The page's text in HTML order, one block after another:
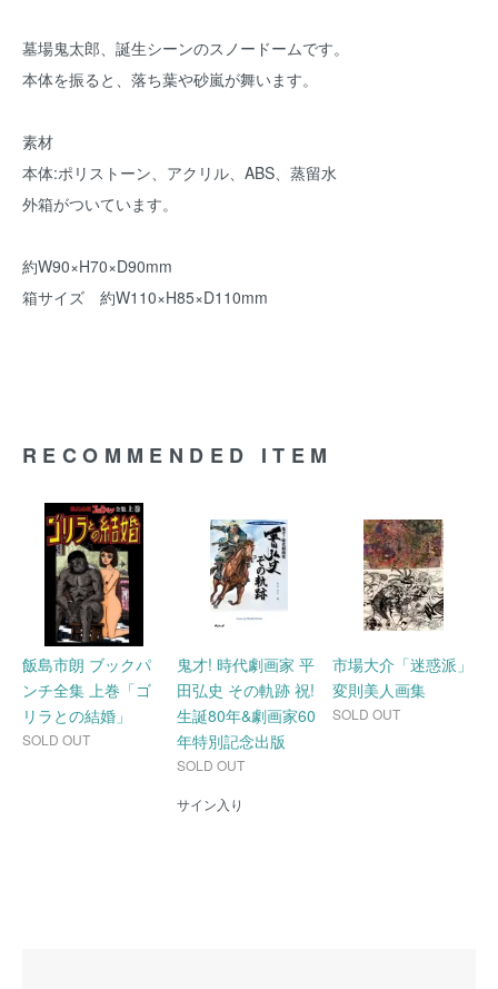
墓場鬼太郎、誕生シーンのスノードームです。
本体を振ると、落ち葉や砂嵐が舞います。
素材
本体:ポリストーン、アクリル、ABS、蒸留水
外箱がついています。
約W90×H70×D90mm
箱サイズ 約W110×H85×D110mm
RECOMMENDED ITEM
飯島市朗 ブックパ
ンチ全集 上巻「ゴ
リラとの結婚」
SOLD OUT
鬼才! 時代劇画家 平
田弘史 その軌跡 祝!
生誕80年&劇画家60
年特別記念出版
SOLD OUT
サイン入り
市場大介「迷惑派」
変則美人画集
SOLD OUT